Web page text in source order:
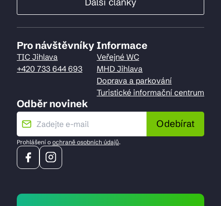
Pro návštěvníky
TIC Jihlava
+420 733 644 693
Informace
Veřejné WC
MHD Jihlava
Doprava a parkování
Turistické informační centrum
Odběr novinek
Odebírat
Prohlášení o ochraně osobních údajů.